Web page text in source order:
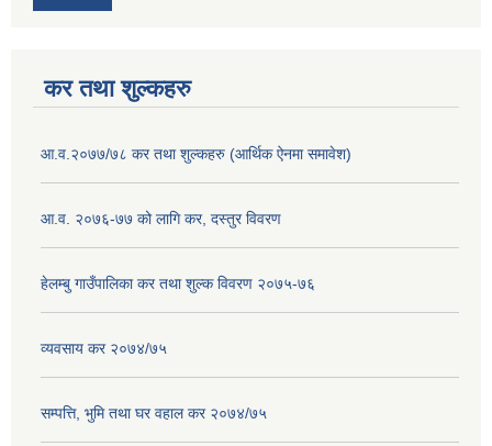
कर तथा शुल्कहरु
आ.व.२०७७/७८ कर तथा शुल्कहरु (आर्थिक ऐनमा समावेश)
आ.व. २०७६-७७ को लागि कर, दस्तुर विवरण
हेलम्बु गाउँपालिका कर तथा शुल्क विवरण २०७५-७६
व्यवसाय कर २०७४/७५
सम्पत्ति, भुमि तथा घर वहाल कर २०७४/७५